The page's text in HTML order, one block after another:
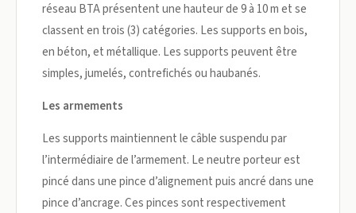
réseau BTA présentent une hauteur de 9 à 10 m et se
classent en trois (3) catégories. Les supports en bois,
en béton, et métallique. Les supports peuvent être
simples, jumelés, contrefichés ou haubanés.
Les armements
Les supports maintiennent le câble suspendu par
l’intermédiaire de l’armement. Le neutre porteur est
pincé dans une pince d’alignement puis ancré dans une
pince d’ancrage. Ces pinces sont respectivement